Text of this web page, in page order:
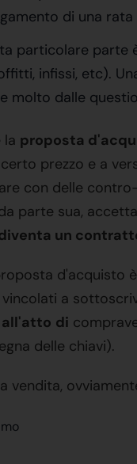
di una
particolare parte
infissi, etc).
molto dalle
la proposta
prezzo e a
con delle
parte sua,
un
d'acquisto
vincolati a
all'atto di
delle chiavi).
vendita,